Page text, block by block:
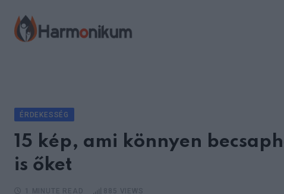
content
ÉRDEKESSÉG
15 kép, ami könnyen
is őket